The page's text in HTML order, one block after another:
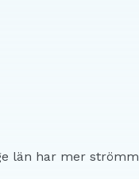
län har mer